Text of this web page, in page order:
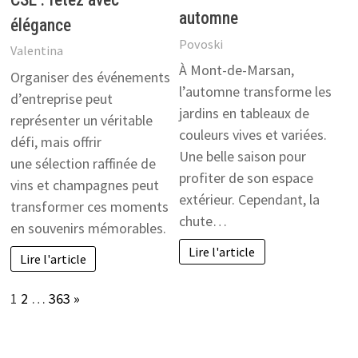
élégance
Valentina
Organiser des événements
d’entreprise peut
représenter un véritable
défi, mais offrir
une sélection raffinée de
vins et champagnes peut
transformer ces moments
en souvenirs mémorables.
Lire l'article
automne
Povoski
À Mont-de-Marsan,
l’automne transforme les
jardins en tableaux de
couleurs vives et variées.
Une belle saison pour
profiter de son espace
extérieur. Cependant, la
chute…
Lire l'article
Page:
1 2 … 363 Next
»